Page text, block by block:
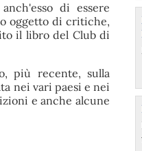
di essere
oggetto di critiche,
il libro del Club di
più recente, sulla
nei vari paesi e nei
e anche alcune